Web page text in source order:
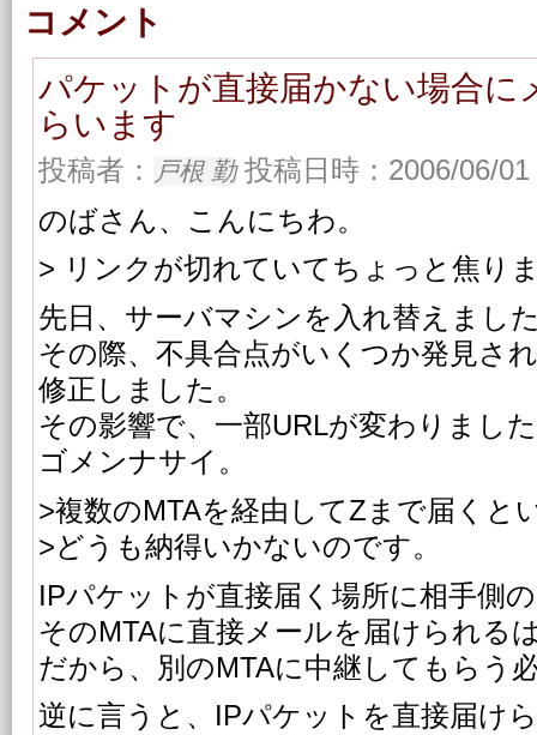
コメント
パケットが直接届かない場合に
らいます
投稿者： 戸根 勤投稿日時：2006/06/01
のばさん、こんにちわ。
> リンクが切れていてちょっと焦り
先日、サーバマシンを入れ替えまし
その際、不具合点がいくつか発見さ
修正しました。
その影響で、一部URLが変わりまし
ゴメンナサイ。
>複数のMTAを経由してZまで届くと
>どうも納得いかないのです。
IPパケットが直接届く場所に相手側
そのMTAに直接メールを届けられる
だから、別のMTAに中継してもらう
逆に言うと、IPパケットを直接届け